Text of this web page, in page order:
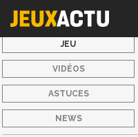
JEU
VIDÉOS
ASTUCES
NEWS